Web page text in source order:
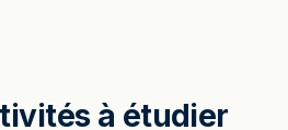
à étudier